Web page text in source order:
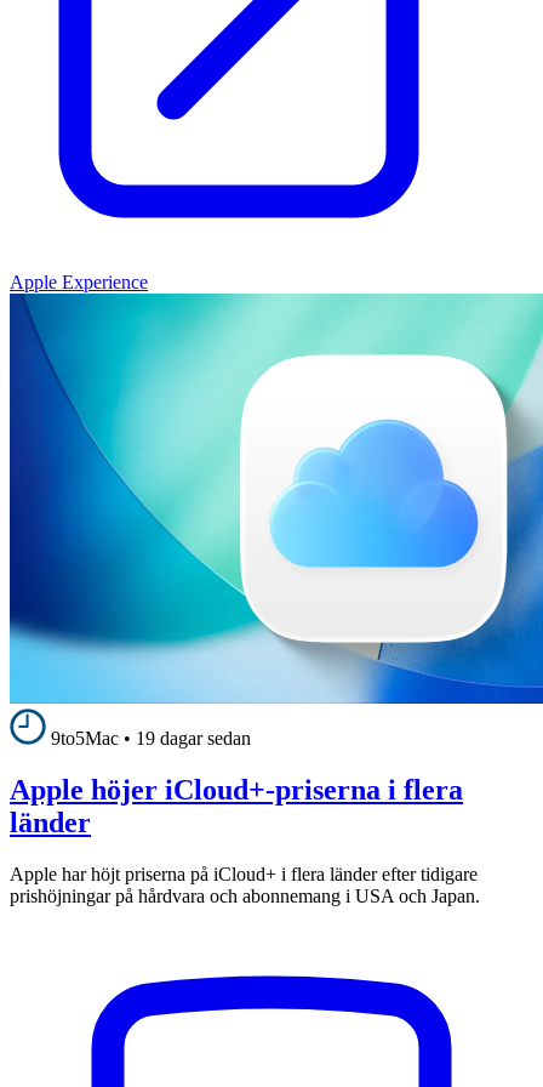
Apple Experience
9to5Mac • 19 dagar sedan
Apple höjer iCloud+-priserna i flera
länder
Apple har höjt priserna på iCloud+ i flera länder efter tidigare
prishöjningar på hårdvara och abonnemang i USA och Japan.